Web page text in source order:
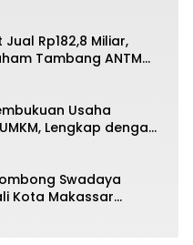
Rp182,8 Miliar,
Tambang ANTM
Usaha
Lengkap dengan
Swadaya
Kota Makassar